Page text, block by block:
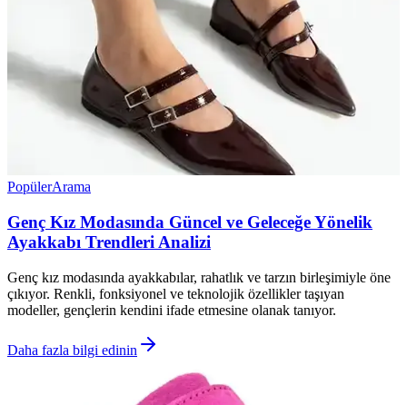
PopülerArama
Genç Kız Modasında Güncel ve Geleceğe Yönelik
Ayakkabı Trendleri Analizi
Genç kız modasında ayakkabılar, rahatlık ve tarzın birleşimiyle öne
çıkıyor. Renkli, fonksiyonel ve teknolojik özellikler taşıyan
modeller, gençlerin kendini ifade etmesine olanak tanıyor.
Daha fazla bilgi edinin